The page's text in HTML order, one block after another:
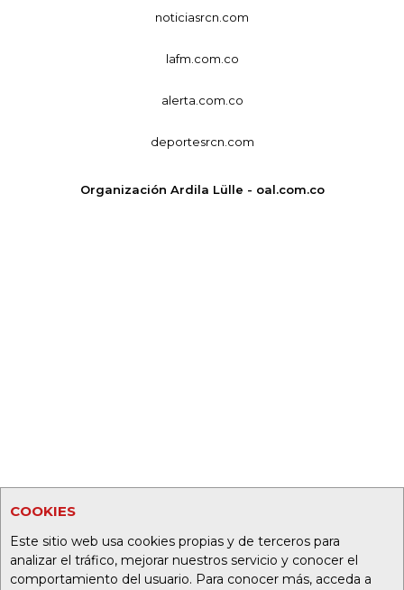
COOKIES
Este sitio web usa cookies propias y de terceros para
analizar el tráfico, mejorar nuestros servicio y conocer el
comportamiento del usuario. Para conocer más, acceda a
noticiasrcn.com
lafm.com.co
alerta.com.co
deportesrcn.com
Organización Ardila Lülle - oal.com.co